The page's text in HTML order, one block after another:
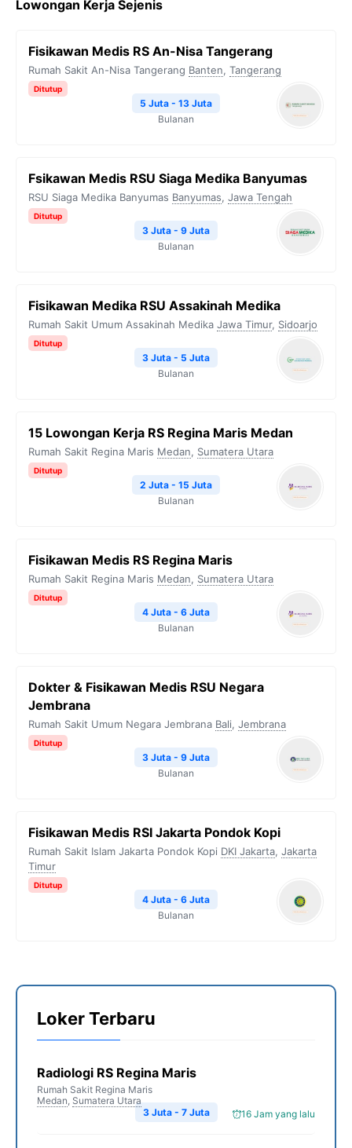
Lowongan Kerja Sejenis
Fisikawan Medis RS An-Nisa Tangerang
Rumah Sakit An-Nisa Tangerang Banten, Tangerang
Ditutup
5 Juta - 13 Juta
Bulanan
Fsikawan Medis RSU Siaga Medika Banyumas
RSU Siaga Medika Banyumas Banyumas, Jawa Tengah
Ditutup
3 Juta - 9 Juta
Bulanan
Fisikawan Medika RSU Assakinah Medika
Rumah Sakit Umum Assakinah Medika Jawa Timur, Sidoarjo
Ditutup
3 Juta - 5 Juta
Bulanan
15 Lowongan Kerja RS Regina Maris Medan
Rumah Sakit Regina Maris Medan, Sumatera Utara
Ditutup
2 Juta - 15 Juta
Bulanan
Fisikawan Medis RS Regina Maris
Rumah Sakit Regina Maris Medan, Sumatera Utara
Ditutup
4 Juta - 6 Juta
Bulanan
Dokter & Fisikawan Medis RSU Negara
Jembrana
Rumah Sakit Umum Negara Jembrana Bali, Jembrana
Ditutup
3 Juta - 9 Juta
Bulanan
Fisikawan Medis RSI Jakarta Pondok Kopi
Rumah Sakit Islam Jakarta Pondok Kopi DKI Jakarta, Jakarta
Timur
Ditutup
4 Juta - 6 Juta
Bulanan
Loker Terbaru
Radiologi RS Regina Maris
Rumah Sakit Regina Maris
Medan, Sumatera Utara
16 Jam yang lalu
3 Juta - 7 Juta